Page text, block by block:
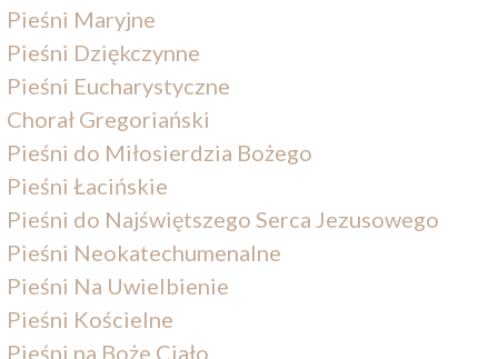
Pieśni Maryjne
Pieśni Dziękczynne
Pieśni Eucharystyczne
Chorał Gregoriański
Pieśni do Miłosierdzia Bożego
Pieśni Łacińskie
Pieśni do Najświętszego Serca Jezusowego
Pieśni Neokatechumenalne
Pieśni Na Uwielbienie
Pieśni Kościelne
Pieśni na Boże Ciało